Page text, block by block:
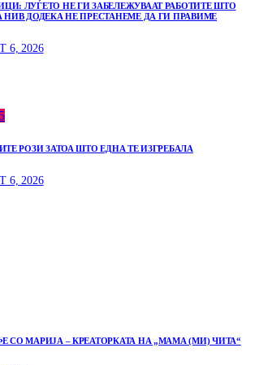
ЛУЃЕТО НЕ ГИ ЗАБЕЛЕЖУВААТ РАБОТИТЕ ШТО
НИВ ДОДЕКА НЕ ПРЕСТАНЕМЕ ДА ГИ ПРАВИМЕ
6, 2026
5
РОЗИ ЗАТОА ШТО ЕДНА ТЕ ИЗГРЕБАЛА
6, 2026
СО МАРИЈА – КРЕАТОРКАТА НА „МАМА (МИ) ЧИТА“